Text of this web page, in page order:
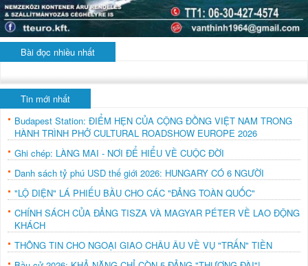
Bài đọc nhiều nhất
Tin mới nhất
Budapest Station: ĐIỂM HẸN CỦA CỘNG ĐỒNG VIỆT NAM TRONG
HÀNH TRÌNH PHỞ CULTURAL ROADSHOW EUROPE 2026
Ghi chép: LÀNG MAI - NƠI ĐỂ HIỂU VỀ CUỘC ĐỜI
Danh sách tỷ phú USD thế giới 2026: HUNGARY CÓ 6 NGƯỜI
"LỘ DIỆN" LÁ PHIẾU BẦU CHO CÁC "ĐẢNG TOÀN QUỐC"
CHÍNH SÁCH CỦA ĐẢNG TISZA VÀ MAGYAR PÉTER VỀ LAO ĐỘNG
KHÁCH
THÔNG TIN CHO NGOẠI GIAO CHÂU ÂU VỀ VỤ "TRẤN" TIỀN